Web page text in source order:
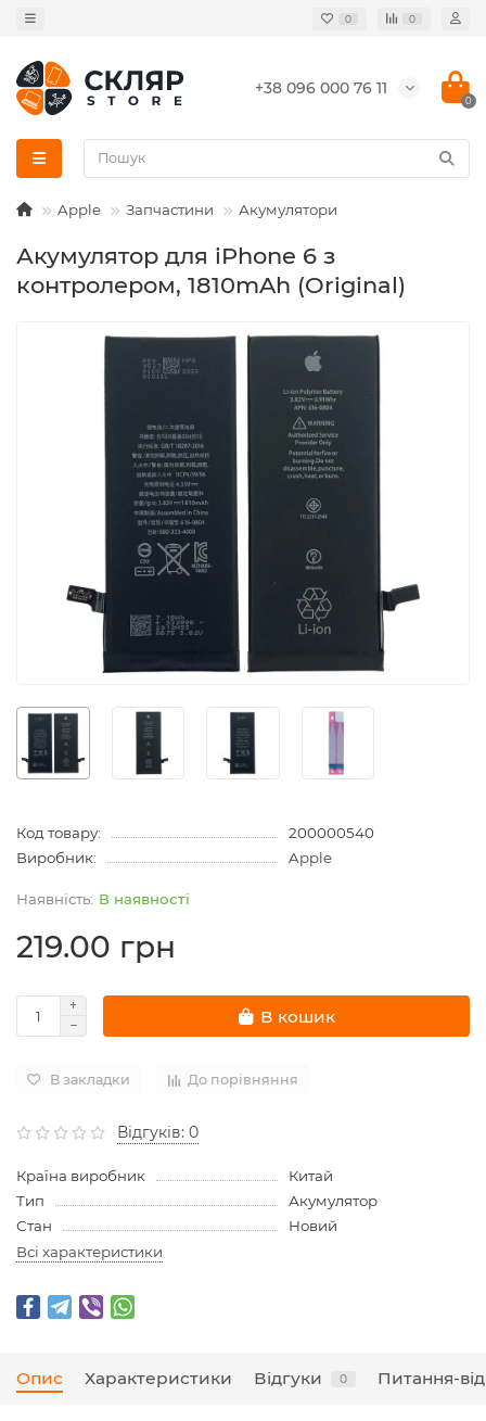
0 0
+38 096 000 76 11
0
Apple Запчастини Акумулятори
Акумулятор для iPhone 6 з
контролером, 1810mAh (Original)
Код товару:
200000540
Виробник:
Apple
В наявності
219.00 грн
В кошик
В закладки До порівняння
Відгуків: 0
Країна виробник
Китай
Тип
Акумулятор
Стан
Новий
Всі характеристики
Опис Характеристики Відгуки 0 Питання-